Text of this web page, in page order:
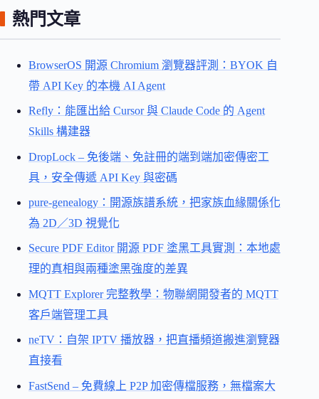
熱門文章
BrowserOS 開源 Chromium 瀏覽器評測：BYOK 自
帶 API Key 的本機 AI Agent
Refly：能匯出給 Cursor 與 Claude Code 的 Agent
Skills 構建器
DropLock – 免後端、免註冊的端到端加密傳密工
具，安全傳遞 API Key 與密碼
pure-genealogy：開源族譜系統，把家族血緣關係化
為 2D／3D 視覺化
Secure PDF Editor 開源 PDF 塗黑工具實測：本地處
理的真相與兩種塗黑強度的差異
MQTT Explorer 完整教學：物聯網開發者的 MQTT
客戶端管理工具
neTV：自架 IPTV 播放器，把直播頻道搬進瀏覽器
直接看
FastSend – 免費線上 P2P 加密傳檔服務，無檔案大